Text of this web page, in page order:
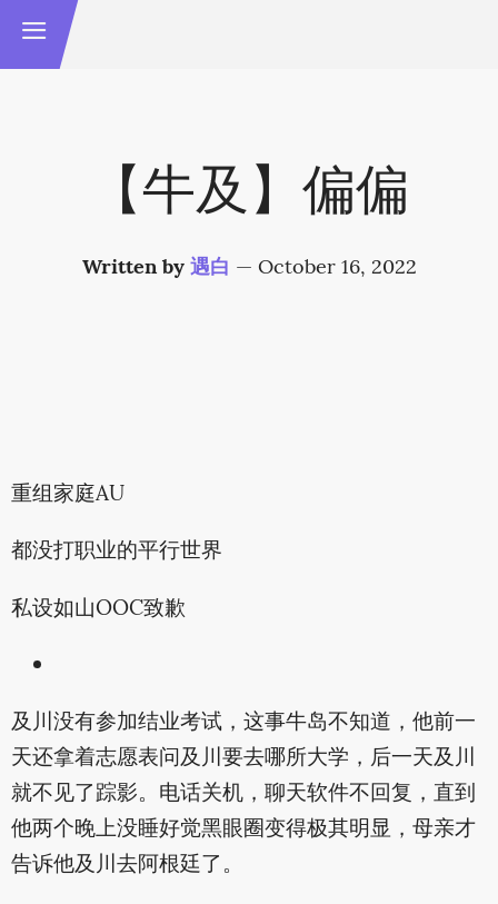
【牛及】偏偏
Written by遇白 — October 16, 2022
重组家庭AU
都没打职业的平行世界
私设如山OOC致歉
及川没有参加结业考试，这事牛岛不知道，他前一
天还拿着志愿表问及川要去哪所大学，后一天及川
就不见了踪影。电话关机，聊天软件不回复，直到
他两个晚上没睡好觉黑眼圈变得极其明显，母亲才
告诉他及川去阿根廷了。